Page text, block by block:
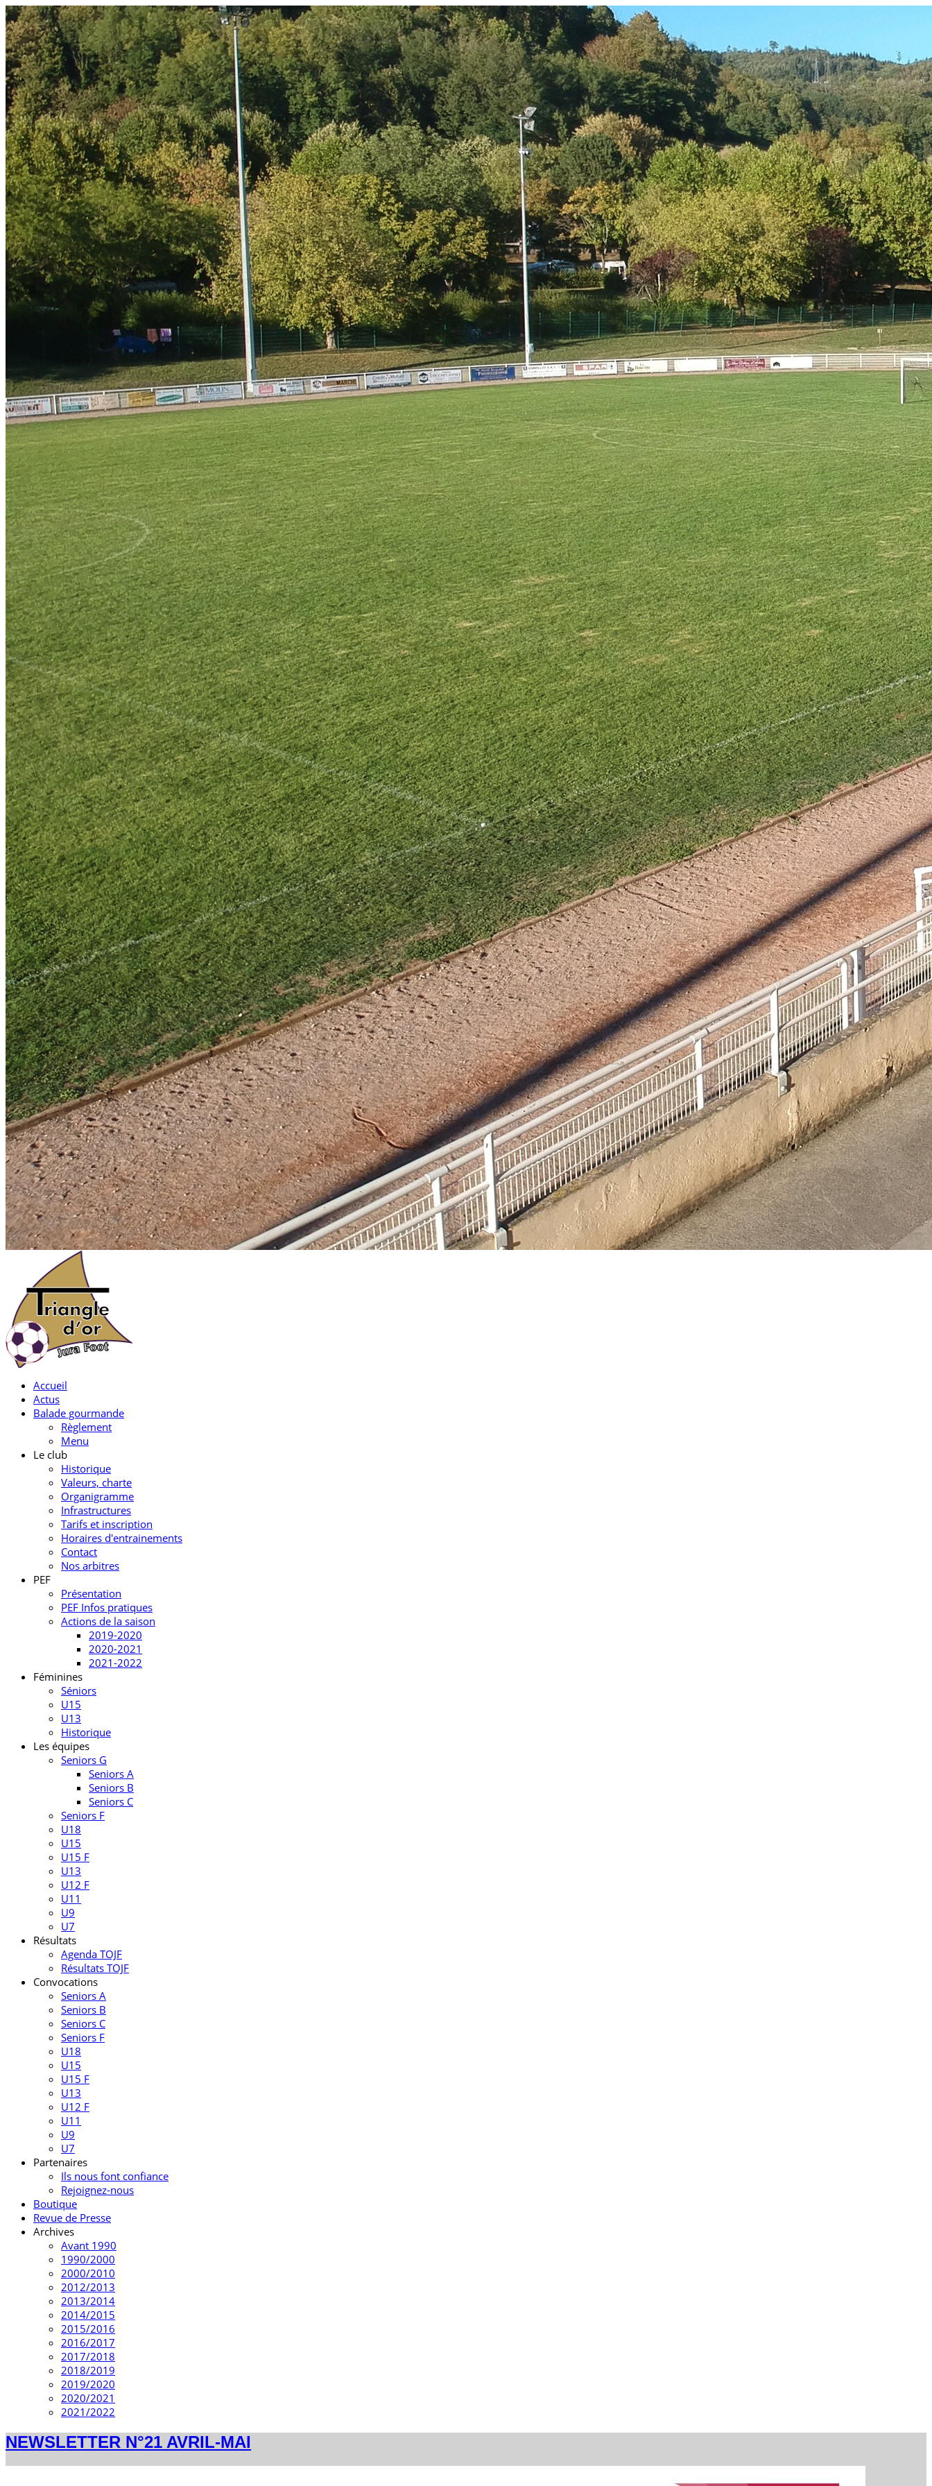
Accueil
Actus
Balade gourmande
Règlement
Menu
Le club
Historique
Valeurs, charte
Organigramme
Infrastructures
Tarifs et inscription
Horaires d'entrainements
Contact
Nos arbitres
PEF
Présentation
PEF Infos pratiques
Actions de la saison
2019-2020
2020-2021
2021-2022
Féminines
Séniors
U15
U13
Historique
Les équipes
Seniors G
Seniors A
Seniors B
Seniors C
Seniors F
U18
U15
U15 F
U13
U12 F
U11
U9
U7
Résultats
Agenda TOJF
Résultats TOJF
Convocations
Seniors A
Seniors B
Seniors C
Seniors F
U18
U15
U15 F
U13
U12 F
U11
U9
U7
Partenaires
Ils nous font confiance
Rejoignez-nous
Boutique
Revue de Presse
Archives
Avant 1990
1990/2000
2000/2010
2012/2013
2013/2014
2014/2015
2015/2016
2016/2017
2017/2018
2018/2019
2019/2020
2020/2021
2021/2022
NEWSLETTER N°21 AVRIL-MAI